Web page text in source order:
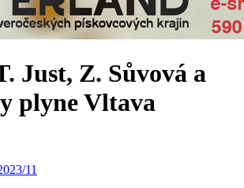
Just, Z. Sůvová a
plyne Vltava
11